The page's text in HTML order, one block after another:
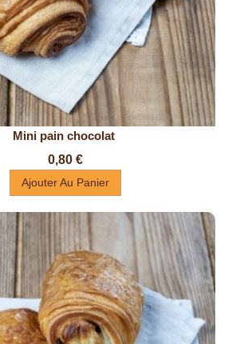
Mini pain chocolat
Prix
0,80 €
Ajouter Au Panier